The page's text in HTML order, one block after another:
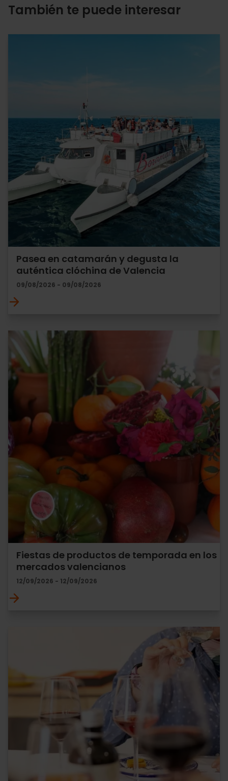
También te puede interesar
Pasea en catamarán y degusta la
auténtica clóchina de Valencia
09/08/2026 - 09/08/2026
Fiestas de productos de temporada en los
mercados valencianos
12/09/2026 - 12/09/2026